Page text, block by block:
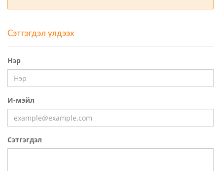
Сэтгэгдэл үлдээх
Нэр
И-мэйл
Сэтгэгдэл